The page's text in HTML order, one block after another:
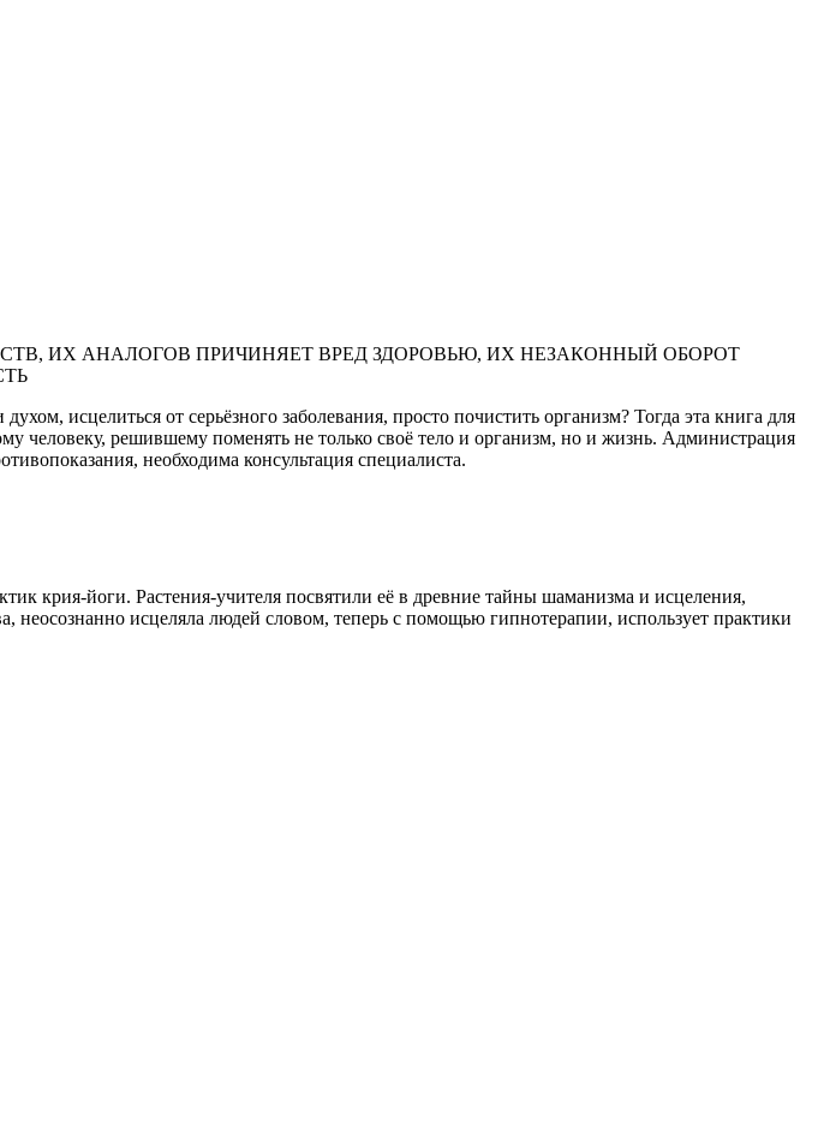
ИХ АНАЛОГОВ ПРИЧИНЯЕТ ВРЕД ЗДОРОВЬЮ, ИХ НЕЗАКОННЫЙ ОБОРОТ
исцелиться от серьёзного заболевания, просто почистить организм? Тогда эта книга для
человеку, решившему поменять не только своё тело и организм, но и жизнь. Администрация
необходима консультация специалиста.
крия-йоги. Растения-учителя посвятили её в древние тайны шаманизма и исцеления,
исцеляла людей словом, теперь с помощью гипнотерапии, использует практики